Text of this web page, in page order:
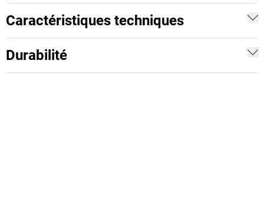
Caractéristiques techniques
Durabilité